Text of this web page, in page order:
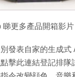
睇更多產品開箱影片
發表自家的生成
擊此連結登記排